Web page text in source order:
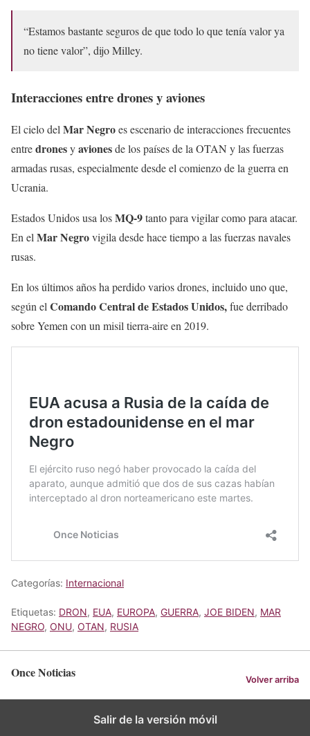
“Estamos bastante seguros de que todo lo que tenía valor ya
no tiene valor”, dijo Milley.
Interacciones entre drones y aviones
El cielo delMar Negroes escenario de interacciones frecuentes
entredronesyavionesde los países de la OTAN y las fuerzas
armadas rusas, especialmente desde el comienzo de la guerra en
Ucrania.
Estados Unidos usa losMQ-9tanto para vigilar como para atacar.
En elMar Negrovigila desde hace tiempo a las fuerzas navales
rusas.
En los últimos años ha perdido varios drones, incluido uno que,
según elComando Central de Estados Unidos,fue derribado
sobre Yemen con un misil tierra-aire en 2019.
Categorías: Internacional
Etiquetas: DRON, EUA, EUROPA, GUERRA, JOE BIDEN, MAR
NEGRO, ONU, OTAN, RUSIA
Once Noticias Volver arriba
Salir de la versión móvil